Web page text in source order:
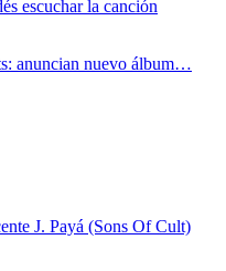
anuncian nuevo álbum…
J. Payá (Sons Of Cult)